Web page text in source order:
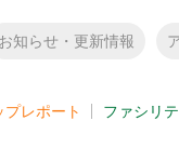
お知らせ・更新情報
レポート ファシリ